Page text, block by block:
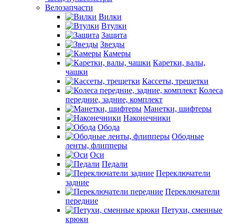
Велозапчасти
Вилки
Втулки
Защита
Звезды
Камеры
Каретки, валы,
чашки
Кассеты, трещетки
Колеса
передние, задние, комплект
Манетки, шифтеры
Наконечники
Обода
Ободные
ленты, флипперы
Оси
Педали
Переключатели
задние
Переключатели
передние
Петухи, сменные
крюки